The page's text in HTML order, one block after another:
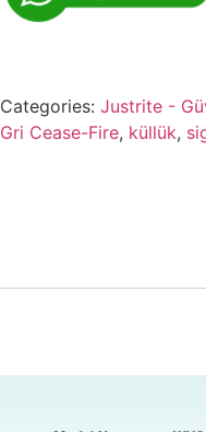
Categories: Justrite -
Gri Cease-Fire, küllük,